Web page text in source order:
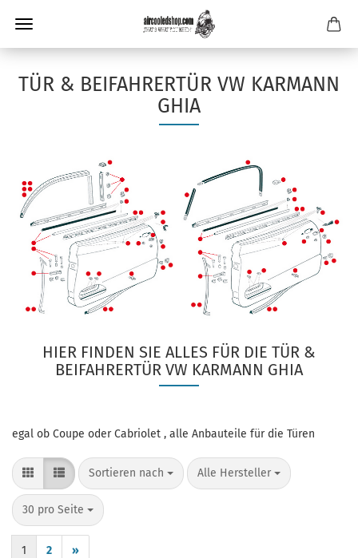
TÜR & BEIFAHRERTÜR VW KARMANN
GHIA
HIER FINDEN SIE ALLES FÜR DIE TÜR &
BEIFAHRERTÜR VW KARMANN GHIA
egal ob Coupe oder Cabriolet , alle Anbauteile für die Türen
Sortieren nach
Sortieren nach Alle Hersteller
pro Seite
30 pro Seite
pro Seite
1 2 »